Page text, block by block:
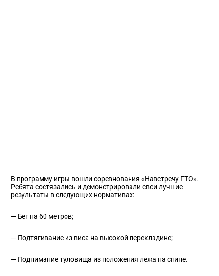
В программу игры вошли соревнования «Навстречу ГТО».
Ребята состязались и демонстрировали свои лучшие
результаты в следующих нормативах:
— Бег на 60 метров;
— Подтягивание из виса на высокой перекладине;
— Поднимание туловища из положения лежа на спине.